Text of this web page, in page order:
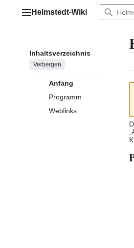
Hauptmenü
Helmstedt-Wiki
Inhaltsverzeichnis
Verbergen
Anfang
Programm
Weblinks